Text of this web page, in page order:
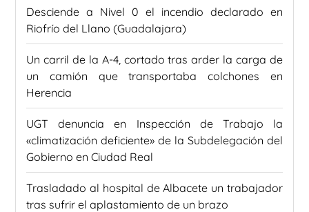
Desciende a Nivel 0 el incendio declarado en
Riofrío del Llano (Guadalajara)
Un carril de la A-4, cortado tras arder la carga de
un camión que transportaba colchones en
Herencia
UGT denuncia en Inspección de Trabajo la
«climatización deficiente» de la Subdelegación del
Gobierno en Ciudad Real
Trasladado al hospital de Albacete un trabajador
tras sufrir el aplastamiento de un brazo